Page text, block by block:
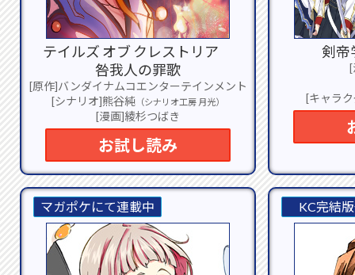
テイルズ オブ クレストリア
咎我人の罪歌
[原作]バンダイナムコエンターテインメント
[シナリオ]熊谷純 （シナリオ工房 月光）
[漫画]綾杉つばき
お試し読み
剣帝
[
[キャラ
マガポケにて連載中 KC完結